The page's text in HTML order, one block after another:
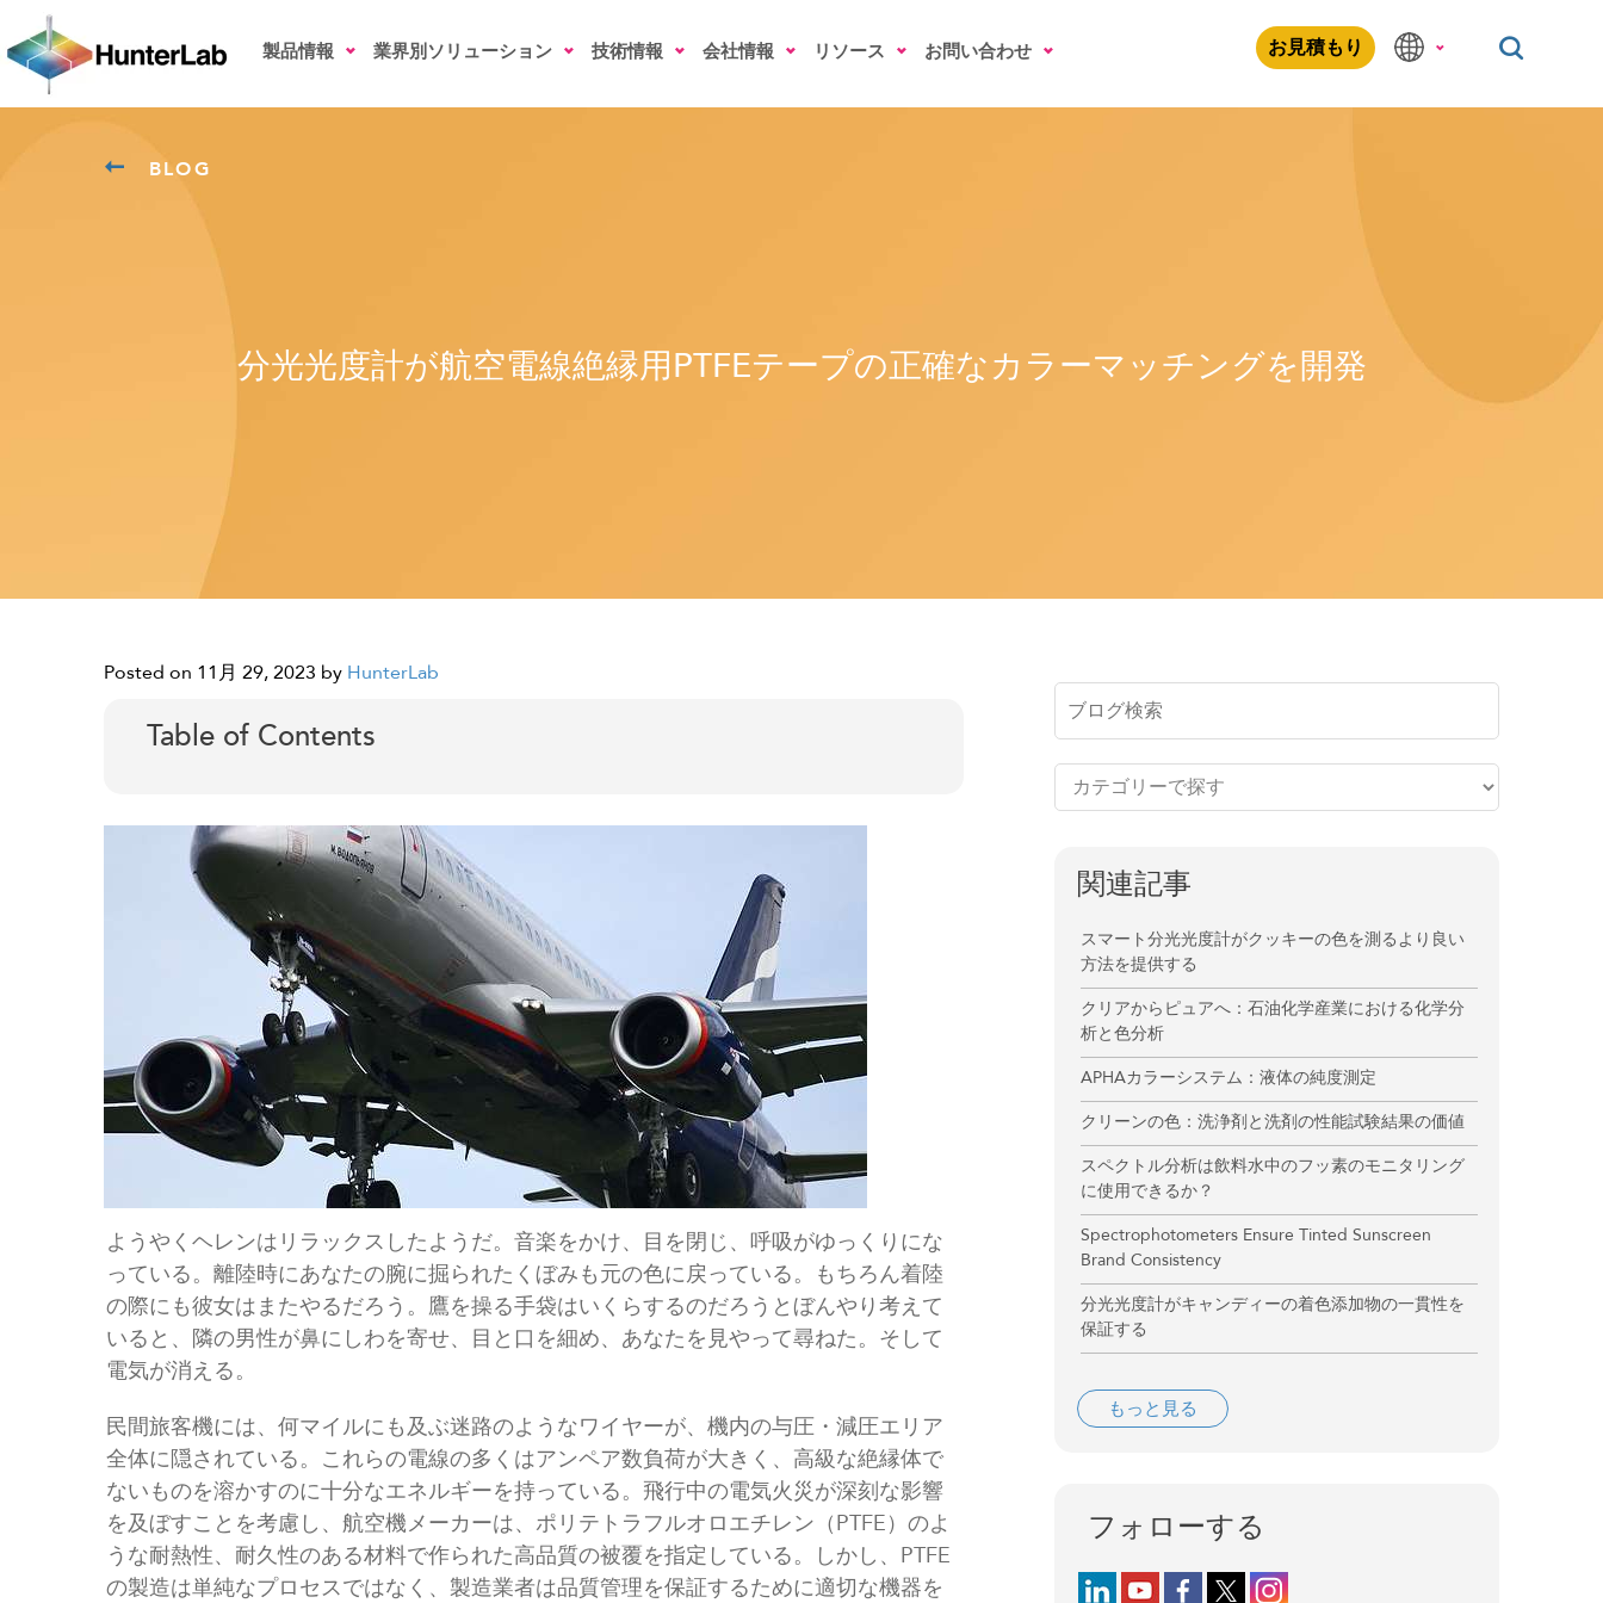
製品情報 業界別ソリューション 技術情報 会社情報 リソース お問い合わせ お見積もり
BLOG
分光光度計が航空電線絶縁用PTFEテープの正確なカラーマッチングを開発
Posted on 11月 29, 2023 by HunterLab
Table of Contents
ようやくヘレンはリラックスしたようだ。音楽をかけ、目を閉じ、呼吸がゆっくりにな
っている。離陸時にあなたの腕に掘られたくぼみも元の色に戻っている。もちろん着陸
の際にも彼女はまたやるだろう。鷹を操る手袋はいくらするのだろうとぼんやり考えて
いると、隣の男性が鼻にしわを寄せ、目と口を細め、あなたを見やって尋ねた。そして
電気が消える。
民間旅客機には、何マイルにも及ぶ迷路のようなワイヤーが、機内の与圧・減圧エリア
全体に隠されている。これらの電線の多くはアンペア数負荷が大きく、高級な絶縁体で
ないものを溶かすのに十分なエネルギーを持っている。飛行中の電気火災が深刻な影響
を及ぼすことを考慮し、航空機メーカーは、ポリテトラフルオロエチレン（PTFE）のよ
うな耐熱性、耐久性のある材料で作られた高品質の被覆を指定している。しかし、PTFE
の製造は単純なプロセスではなく、製造業者は品質管理を保証するために適切な機器を
関連記事
スマート分光光度計がクッキーの色を測るより良い
方法を提供する
クリアからピュアへ：石油化学産業における化学分
析と色分析
APHAカラーシステム：液体の純度測定
クリーンの色：洗浄剤と洗剤の性能試験結果の価値
スペクトル分析は飲料水中のフッ素のモニタリング
に使用できるか？
Spectrophotometers Ensure Tinted Sunscreen
Brand Consistency
分光光度計がキャンディーの着色添加物の一貫性を
保証する
もっと見る
フォローする
Follow us on LinkedIn
Follow us on YouTube
Follow us on Facebook
Follow us on X (formerly Twitter)
Follow us on Instagram